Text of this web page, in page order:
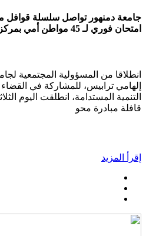
جامعة دمنهور تواصل سلسلة قوافل
امتحان فوري لـ 45 مواطن أمي بمركز الأبعادية ب
انطلاقا من المسؤولية المجتمعية
إلهامي ترابيس، للمشاركة في
قافلة مبادرة محو
إقرأ المزيد